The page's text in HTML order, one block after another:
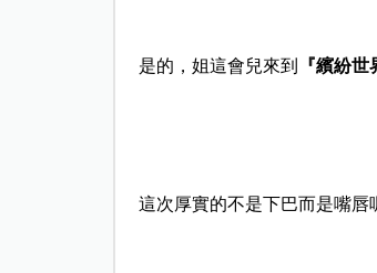
是的，姐這會兒來到 『繽紛世
這次厚實的不是下巴而是嘴唇